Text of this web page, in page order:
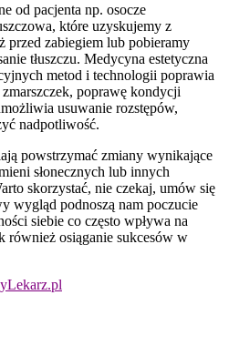
od pacjenta np. osocze
które uzyskujemy z
zabiegiem lub pobieramy
tłuszczu. Medycyna estetyczna
metod i technologii poprawia
poprawę kondycji
usuwanie rozstępów,
nadpotliwość.
powstrzymać zmiany wynikające
słonecznych lub innych
skorzystać, nie czekaj, umów się
wygląd podnoszą nam poczucie
siebie co często wpływa na
również osiąganie sukcesów w